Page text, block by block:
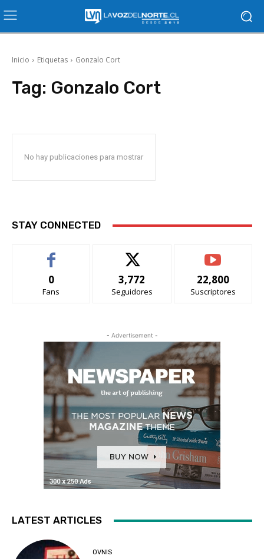
Inicio Etiquetas Gonzalo Cort
Tag: Gonzalo Cort
No hay publicaciones para mostrar
STAY CONNECTED
0
Fans
3,772
Seguidores
22,800
Suscriptores
- Advertisement -
LATEST ARTICLES
OVNIS